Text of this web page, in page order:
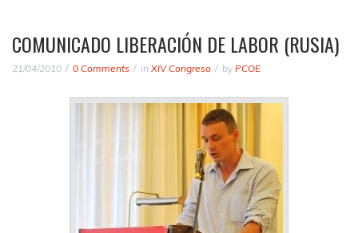
COMUNICADO LIBERACIÓN DE LABOR (RUSIA)
21/04/2010 0 Comments in XIV Congreso by PCOE